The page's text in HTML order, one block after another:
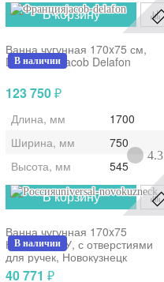
В корзину
jacob-delafon
В наличии
Ванна чугунная 170x75 см,
Diapason, Jacob Delafon
123 750₽
Длина, мм
1700
Ширина, мм
750
Высота, мм
545
В корзину
universal-novokuzneck
4.3
В наличии
Ванна чугунная 170x75
Ностальжи У, с отверстиями
для ручек, Новокузнецк
40 771 ₽